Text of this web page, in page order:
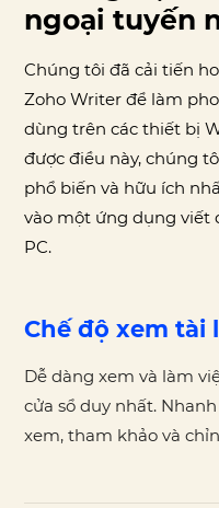
ngoại tuyến
Chúng tôi đã cải tiến
Zoho Writer để làm
dùng trên các thiết bị
được điều này, chúng
phổ biến và hữu ích
vào một ứng dụng viết
PC.
Chế độ xem tài
Dễ dàng xem và làm
cửa sổ duy nhất.
xem, tham khảo và